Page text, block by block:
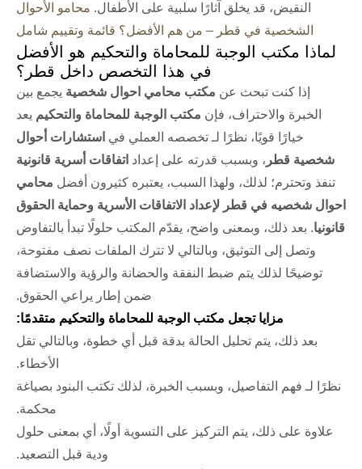
النقيض، قد يخلق آثارًا سلبية على الأطفال. محامو الأحوال
الشخصية في قطر – من هم الأفضل؟ قائمة وتقييم شامل
لماذا مكتب الوجبة للمحاماة والتحكيم هو الأفضل
في هذا التخصص داخل قطر؟
إذا كنت تبحث عن مكتب محامي احوال شخصية يجمع بين
الخبرة والاحتراف، فإن مكتب الوجبة للمحاماة والتحكيم يعد
خيارًا قويًا، نظرًا لـ تخصصه العملي في استشارات أحوال
شخصية قطر ، وبسبب قدرته على إعداد اتفاقات أسرية قانونية
تنفذ وتحترم؛ لذلك، ولهذا السبب، يعتبره كثيرون أفضل محامي
احوال شخصيه في قطر لإعداد الاتفاقات الأسرية وحماية الحقوق
قانونيا. بعد ذلك، وبمعنى واضح، يقدّم المكتب حلولًا تبدأ بالتفاوض
وتصل إلى التوثيق، وبالتالي لا تترك الملفات نصف مفتوحة،
توضيحًا لذلك يتم ضبط النفقة والحضانة والرؤية والاستضافة
ضمن إطار يراعي الحقوق.
مزايا تجعل مكتب الوجبة للمحاماة والتحكيم متقدمًا:
بعد ذلك، يتم تحليل الحالة بدقة قبل أي خطوة، وبالتالي تقل
الأخطاء.
نظرًا لـ فهم التفاصيل، وبسبب الخبرة، لذلك تكتب البنود بصياغة
محكمة.
علاوة على ذلك، يتم التركيز على التسوية أولًا، أي بمعنى حلول
ودية قبل التصعيد.